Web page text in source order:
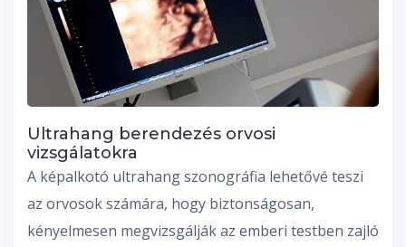
Ultrahang berendezés orvosi
vizsgálatokra
A képalkotó ultrahang szonográfia lehetővé teszi
az orvosok számára, hogy biztonságosan,
kényelmesen megvizsgálják az emberi testben zajló